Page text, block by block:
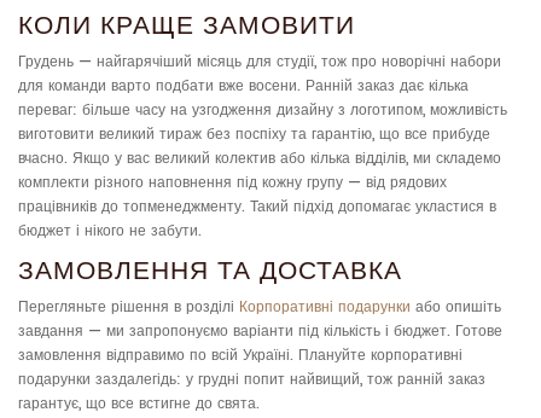
КОЛИ КРАЩЕ ЗАМОВИТИ
Грудень — найгарячіший місяць для студії, тож про новорічні набори
для команди варто подбати вже восени. Ранній заказ дає кілька
переваг: більше часу на узгодження дизайну з логотипом, можливість
виготовити великий тираж без поспіху та гарантію, що все прибуде
вчасно. Якщо у вас великий колектив або кілька відділів, ми складемо
комплекти різного наповнення під кожну групу — від рядових
працівників до топменеджменту. Такий підхід допомагає укластися в
бюджет і нікого не забути.
ЗАМОВЛЕННЯ ТА ДОСТАВКА
Перегляньте рішення в розділі Корпоративні подарунки або опишіть
завдання — ми запропонуємо варіанти під кількість і бюджет. Готове
замовлення відправимо по всій Україні. Плануйте корпоративні
подарунки заздалегідь: у грудні попит найвищий, тож ранній заказ
гарантує, що все встигне до свята.